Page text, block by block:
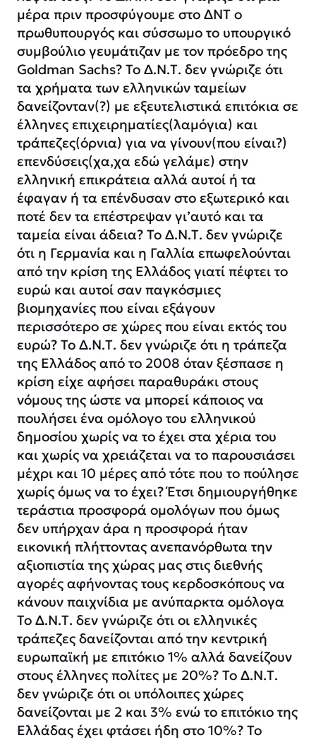
μέρα πριν προσφύγουμε στο ΔΝΤ ο
πρωθυπουργός και σύσσωμο το υπουργικό
συμβούλιο γευμάτιζαν με τον πρόεδρο της
Goldman Sachs? Το Δ.Ν.Τ. δεν γνώριζε ότι
τα χρήματα των ελληνικών ταμείων
δανείζονταν(?) με εξευτελιστικά επιτόκια σε
έλληνες επιχειρηματίες(λαμόγια) και
τράπεζες(όρνια) για να γίνουν(που είναι?)
επενδύσεις(χα,χα εδώ γελάμε) στην
ελληνική επικράτεια αλλά αυτοί ή τα
έφαγαν ή τα επένδυσαν στο εξωτερικό και
ποτέ δεν τα επέστρεψαν γι’αυτό και τα
ταμεία είναι άδεια? Το Δ.Ν.Τ. δεν γνώριζε
ότι η Γερμανία και η Γαλλία επωφελούνται
από την κρίση της Ελλάδος γιατί πέφτει το
ευρώ και αυτοί σαν παγκόσμιες
βιομηχανίες που είναι εξάγουν
περισσότερο σε χώρες που είναι εκτός του
ευρώ? Το Δ.Ν.Τ. δεν γνώριζε ότι η τράπεζα
της Ελλάδος από το 2008 όταν ξέσπασε η
κρίση είχε αφήσει παραθυράκι στους
νόμους της ώστε να μπορεί κάποιος να
πουλήσει ένα ομόλογο του ελληνικού
δημοσίου χωρίς να το έχει στα χέρια του
και χωρίς να χρειάζεται να το παρουσιάσει
μέχρι και 10 μέρες από τότε που το πούλησε
χωρίς όμως να το έχει? Έτσι δημιουργήθηκε
τεράστια προσφορά ομολόγων που όμως
δεν υπήρχαν άρα η προσφορά ήταν
εικονική πλήττοντας ανεπανόρθωτα την
αξιοπιστία της χώρας μας στις διεθνής
αγορές αφήνοντας τους κερδοσκόπους να
κάνουν παιχνίδια με ανύπαρκτα ομόλογα
Το Δ.Ν.Τ. δεν γνώριζε ότι οι ελληνικές
τράπεζες δανείζονται από την κεντρική
ευρωπαϊκή με επιτόκιο 1% αλλά δανείζουν
στους έλληνες πολίτες με 20%? Το Δ.Ν.Τ.
δεν γνώριζε ότι οι υπόλοιπες χώρες
δανείζονται με 2 και 3% ενώ το επιτόκιο της
Ελλάδας έχει φτάσει ήδη στο 10%? Το